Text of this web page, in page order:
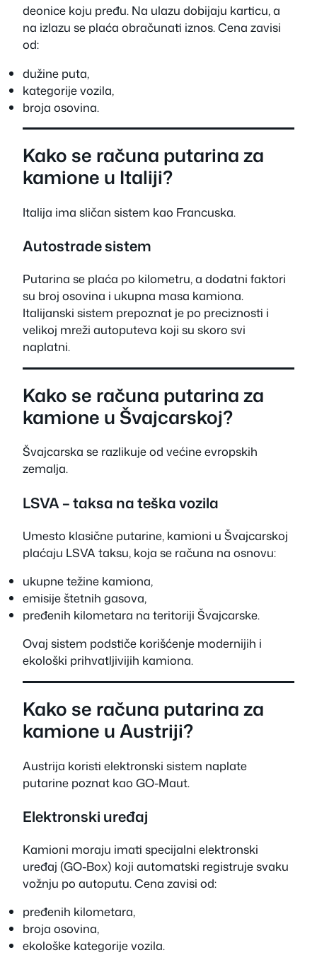
deonice koju pređu. Na ulazu dobijaju karticu, a
na izlazu se plaća obračunati iznos. Cena zavisi
od:
dužine puta,
kategorije vozila,
broja osovina.
Kako se računa putarina za
kamione u Italiji?
Italija ima sličan sistem kao Francuska.
Autostrade sistem
Putarina se plaća po kilometru, a dodatni faktori
su broj osovina i ukupna masa kamiona.
Italijanski sistem prepoznat je po preciznosti i
velikoj mreži autoputeva koji su skoro svi
naplatni.
Kako se računa putarina za
kamione u Švajcarskoj?
Švajcarska se razlikuje od većine evropskih
zemalja.
LSVA – taksa na teška vozila
Umesto klasične putarine, kamioni u Švajcarskoj
plaćaju LSVA taksu, koja se računa na osnovu:
ukupne težine kamiona,
emisije štetnih gasova,
pređenih kilometara na teritoriji Švajcarske.
Ovaj sistem podstiče korišćenje modernijih i
ekološki prihvatljivijih kamiona.
Kako se računa putarina za
kamione u Austriji?
Austrija koristi elektronski sistem naplate
putarine poznat kao GO-Maut.
Elektronski uređaj
Kamioni moraju imati specijalni elektronski
uređaj (GO-Box) koji automatski registruje svaku
vožnju po autoputu. Cena zavisi od:
pređenih kilometara,
broja osovina,
ekološke kategorije vozila.